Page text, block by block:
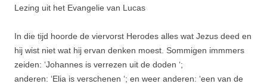
Lezing uit het Evangelie van Lucas
In die tijd hoorde de viervorst Herodes alles wat Jezus deed en
hij wist niet wat hij ervan denken moest. Sommigen immmers
zeiden: ‘Johannes is verrezen uit de doden ‘;
anderen: ‘Elia is verschenen ‘; en weer anderen: ‘een van de